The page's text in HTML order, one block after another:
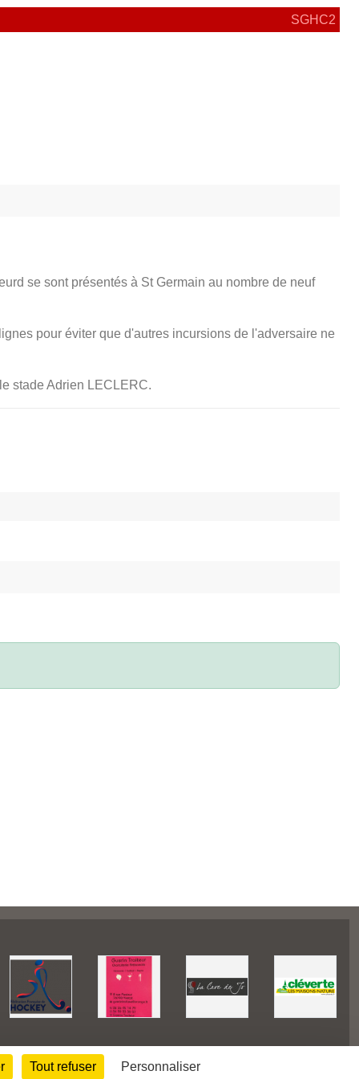
SGHC2
se sont présentés à St Germain au nombre de neuf
pour éviter que d'autres incursions de l'adversaire ne
stade Adrien LECLERC.
Tout refuser Personnaliser